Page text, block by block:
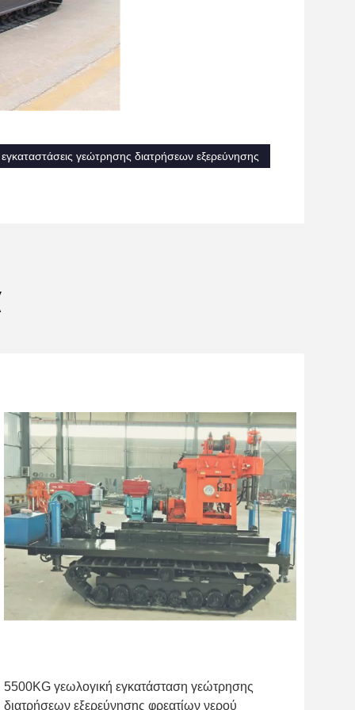
γεώτρησης διατρήσεων εξερεύνησης
5500KG γεωλογική εγκατάσταση γεώτρησης
διατρήσεων εξερεύνησης φρεατίων νερού